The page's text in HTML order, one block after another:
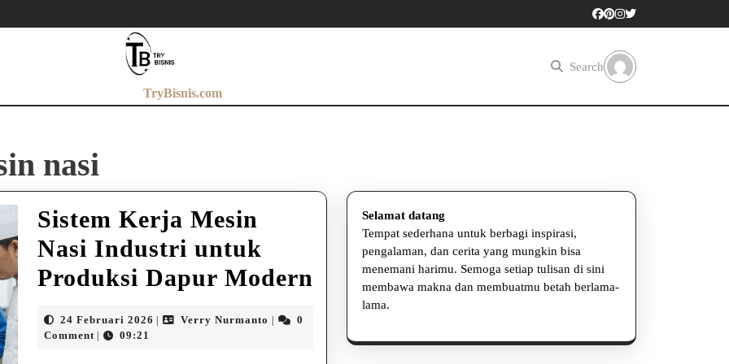
TryBisnis.com
Search
nasi
Sistem Kerja Mesin
Nasi Industri untuk
Produksi Dapur Modern Sistem
Kerja
Mesin
24 Februari 2026 24
Verry Nurmanto Verry0
Comment
09:21
Selamat datang
Tempat sederhana untuk berbagi inspirasi,
pengalaman, dan cerita yang mungkin bisa
menemani harimu. Semoga setiap tulisan di sini
membawa makna dan membuatmu betah berlama-
lama.